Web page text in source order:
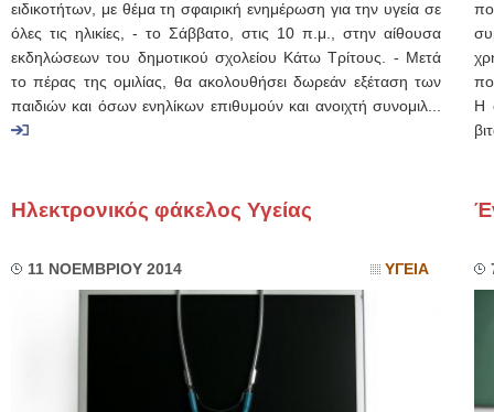
ειδικοτήτων, με θέμα τη σφαιρική ενημέρωση για την υγεία σε
όλες τις ηλικίες, - το Σάββατο, στις 10 π.μ., στην αίθουσα
εκδηλώσεων του δημοτικού σχολείου Κάτω Τρίτους. - Μετά
το πέρας της ομιλίας, θα ακολουθήσει δωρεάν εξέταση των
παιδιών και όσων ενηλίκων επιθυμούν και ανοιχτή συνομιλ...
Η
Ηλεκτρονικός φάκελος Υγείας
11 ΝΟΕΜΒΡΙΟΥ 2014 ΥΓΕΙΑ